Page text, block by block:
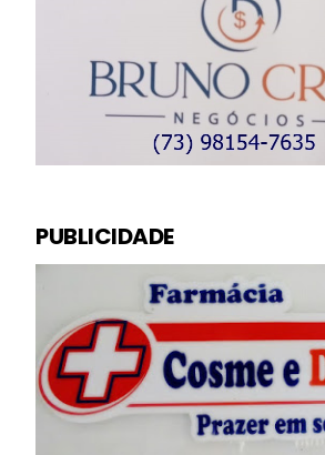
PUBLICIDADE